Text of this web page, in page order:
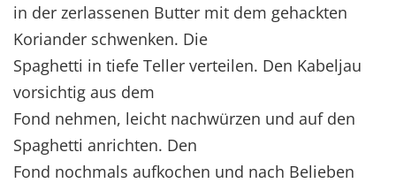
in der zerlassenen Butter mit dem gehackten
Koriander schwenken. Die
Spaghetti in tiefe Teller verteilen. Den Kabeljau
vorsichtig aus dem
Fond nehmen, leicht nachwürzen und auf den
Spaghetti anrichten. Den
Fond nochmals aufkochen und nach Belieben